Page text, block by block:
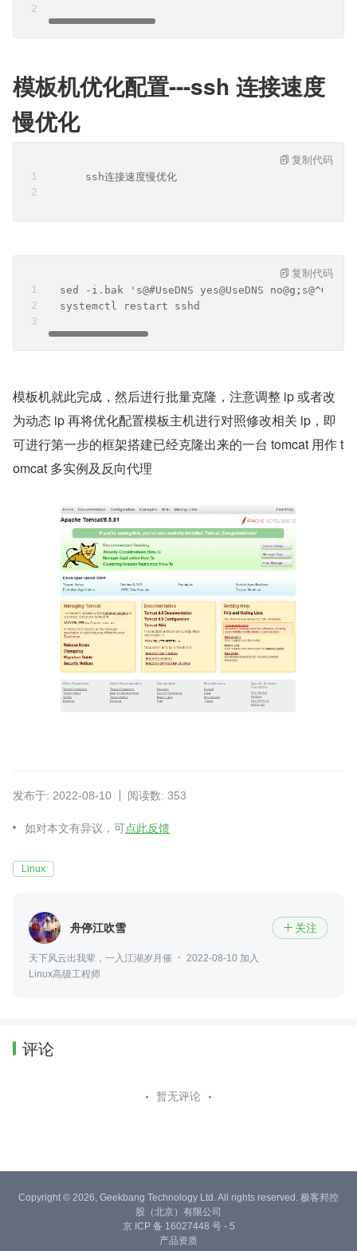
模板机优化配置---ssh 连接速度
慢优化
      ssh连接速度慢优化
复制代码
sed -i.bak 's@#UseDNS yes@UseDNS
  systemctl restart sshd
复制代码
模板机就此完成，然后进行批量克隆，注意调整 ip 或者改
为动态 ip 再将优化配置模板主机进行对照修改相关 ip，即
可进行第一步的框架搭建已经克隆出来的一台 tomcat 用作 t
omcat 多实例及反向代理
发布于: 2022-08-10 阅读数: 353
如对本文有异议，可点此反馈
Linux
舟停江吹雪  关注
天下风云出我辈，一入江湖岁月催
2022-08-10 加入
Linux高级工程师
评论
暂无评论
Copyright © 2026, Geekbang Technology Ltd. All rights reserved. 极客邦控
股（北京）有限公司
京 ICP 备 16027448 号 - 5
产品资质